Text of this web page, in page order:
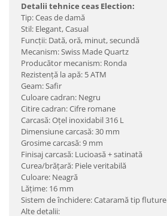
Detalii tehnice ceas Election:
Tip: Ceas de damă
Stil: Elegant, Casual
Funcţii: Dată, oră, minut, secundă
Mecanism: Swiss Made Quartz
Producător mecanism: Ronda
Rezistenţă la apă: 5 ATM
Geam: Safir
Culoare cadran: Negru
Citire cadran: Cifre romane
Carcasă: Oţel inoxidabil 316 L
Dimensiune carcasă: 30 mm
Grosime carcasă: 9 mm
Finisaj carcasă: Lucioasă + satinată
Curea/brăţară: Piele veritabilă
Culoare: Neagră
Lăţime: 16 mm
Sistem de închidere: Cataramă tip fluture
Alte detalii: